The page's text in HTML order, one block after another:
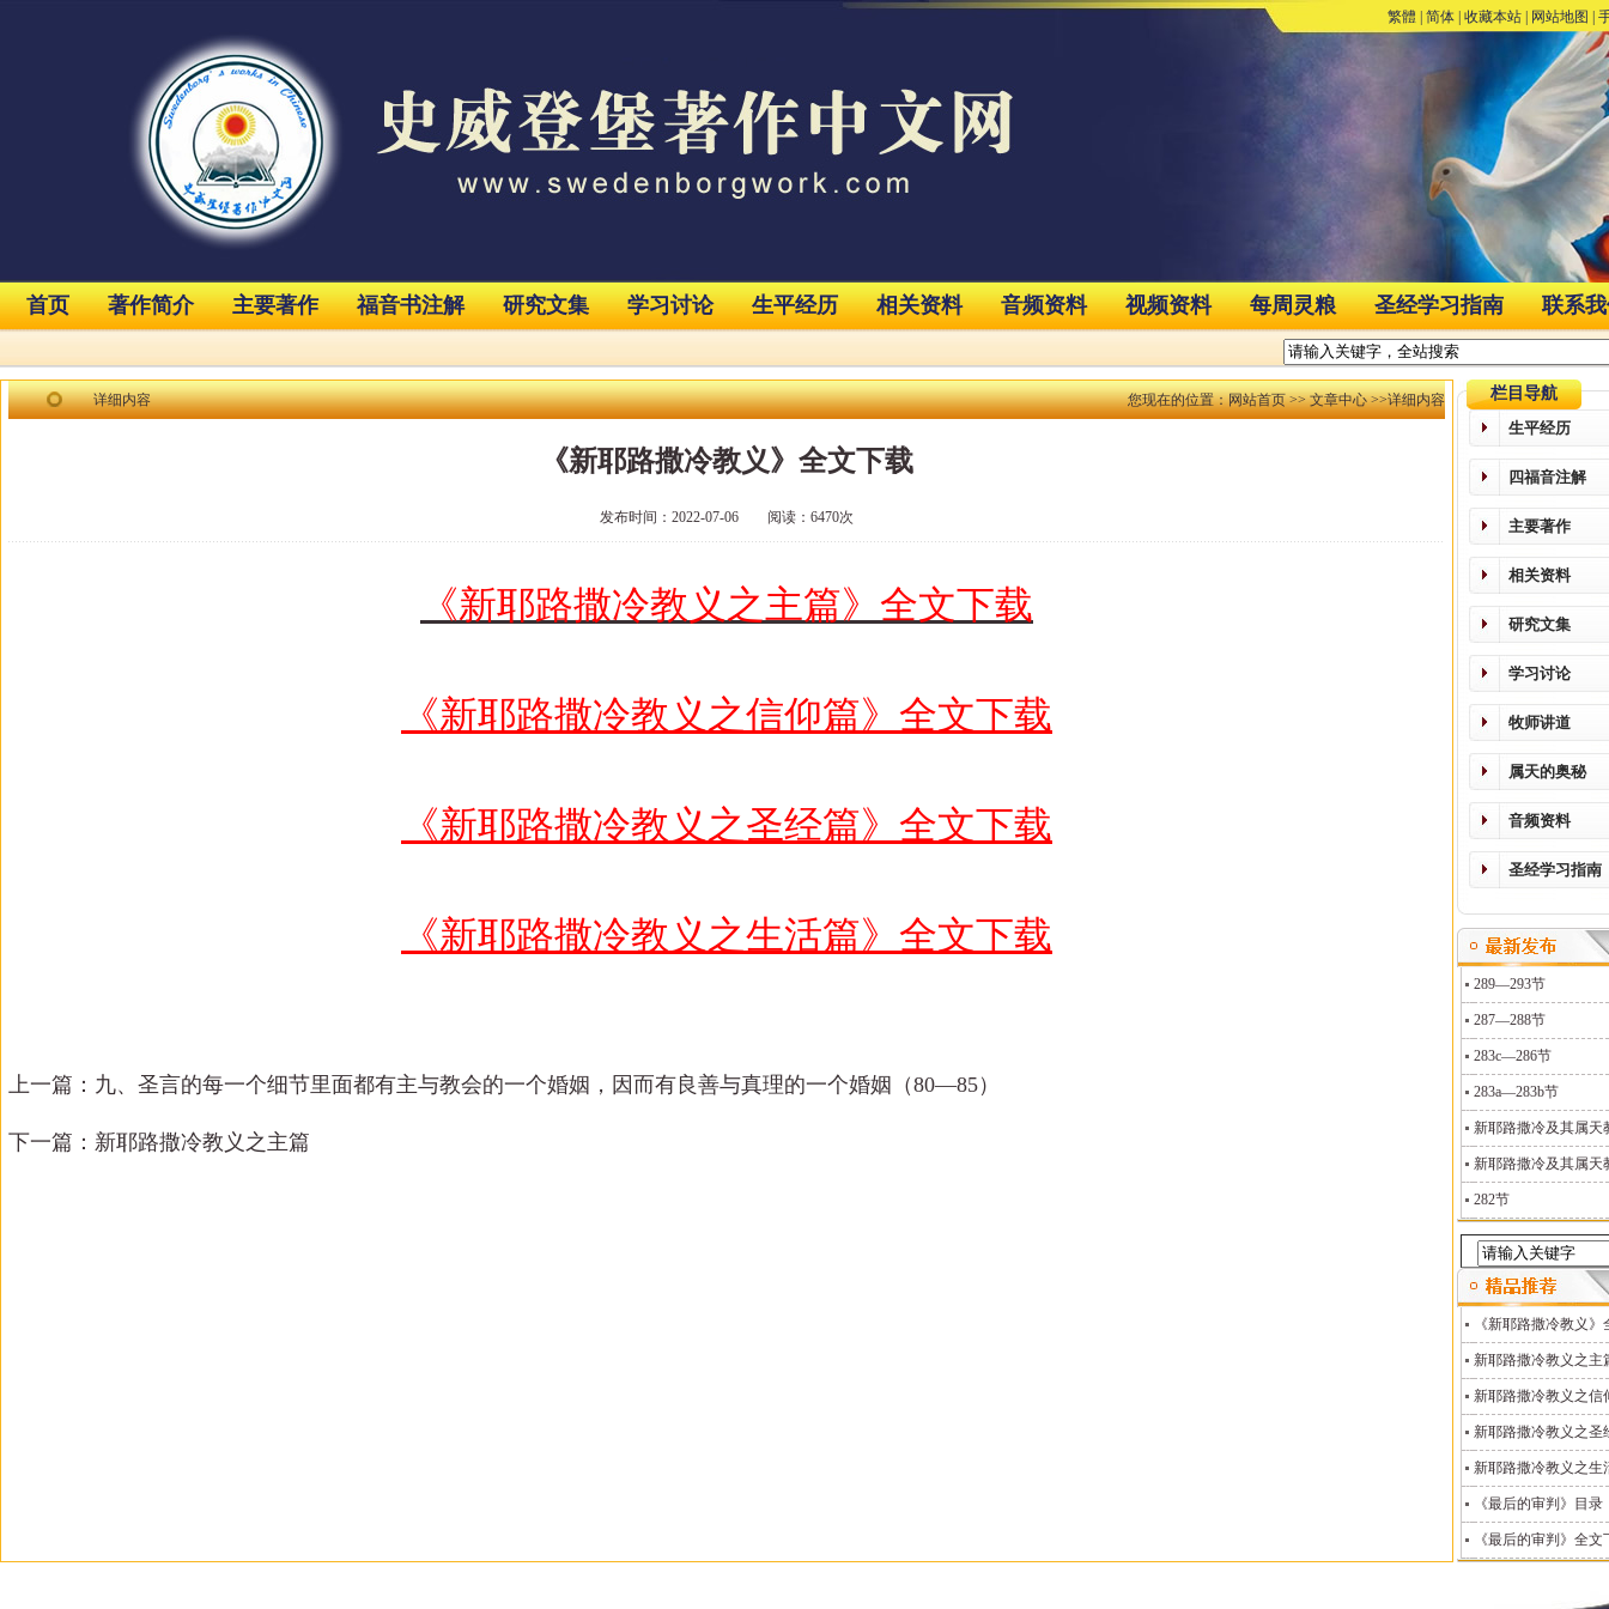
繁體 简体 收藏本站 网站地图
首页 著作简介 主要著作 福音书注解 研究文集 学习讨论 生平经历 相关资料 音频资料 视频资料 每周灵粮 圣经学习指南 联系
详细内容 您现在的位置：网站首页>>文章中心>>详细内容
《新耶路撒冷教义》全文下载
发布时间：2022-07-06 阅读：6470次
《新耶路撒冷教义之主篇》全文下载
《新耶路撒冷教义之信仰篇》全文下载
《新耶路撒冷教义之圣经篇》全文下载
《新耶路撒冷教义之生活篇》全文下载
上一篇： 九、圣言的每一个细节里面都有主与教会的一个婚姻，因而有良善与真理的一个婚姻（80—85）
下一篇： 新耶路撒冷教义之主篇
栏目导航
生平经历
四福音注解
主要著作
相关资料
研究文集
学习讨论
牧师讲道
属天的奥秘
音频资料
圣经学习指南
289—293节
287—288节
283c—286节
283a—283b节
新耶路撒冷及其属天
新耶路撒冷及其属天
282节
《新耶路撒冷教义》
新耶路撒冷教义之主
新耶路撒冷教义之信
新耶路撒冷教义之圣
新耶路撒冷教义之生
《最后的审判》目录
《最后的审判》全文